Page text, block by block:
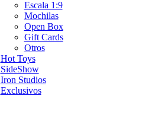
Escala 1:9
Mochilas
Open Box
Gift Cards
Otros
Hot Toys
SideShow
Iron Studios
Exclusivos